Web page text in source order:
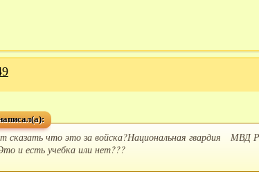
что это за войска?Национальная гвардия
и есть учебка или нет???